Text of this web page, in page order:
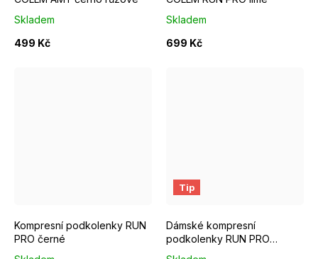
Skladem
499 Kč
Skladem
699 Kč
Kompresní podkolenky RUN
PRO černé
M/L EUR 40-42
Tip
Dámské kompresní
podkolenky RUN PRO
S/M EUR 37-39